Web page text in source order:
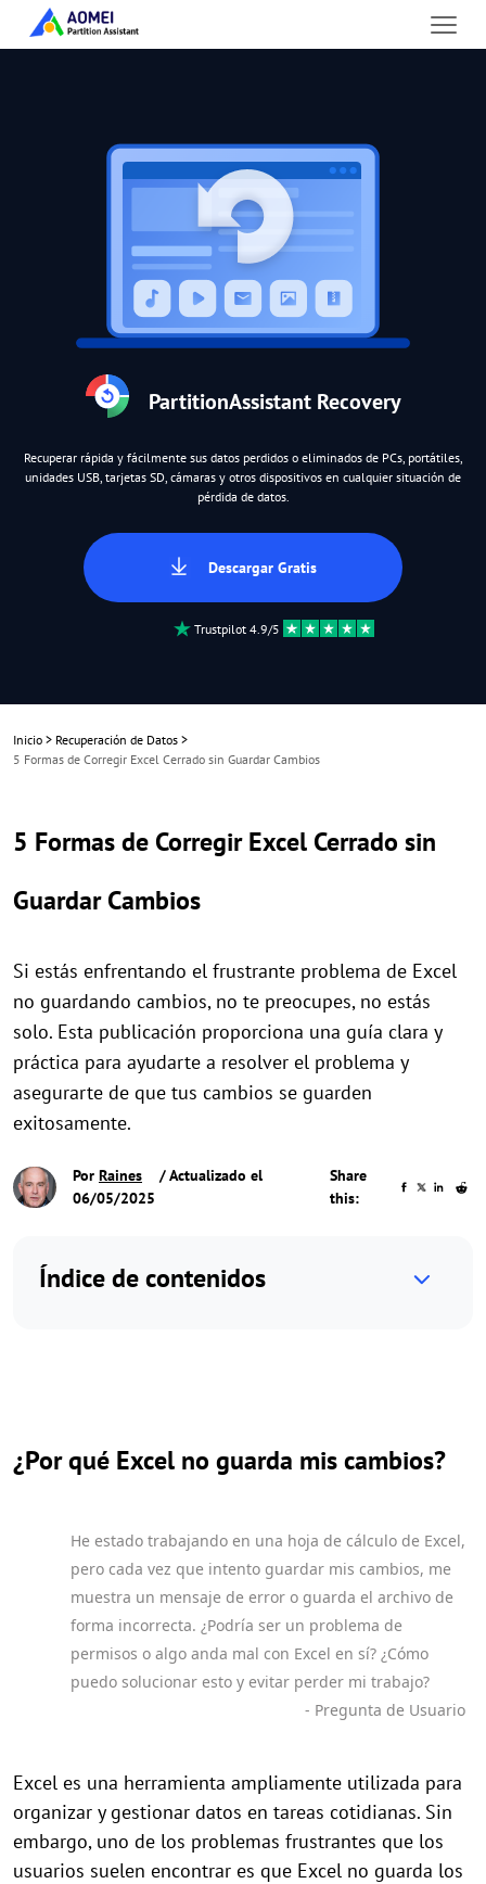
PartitionAssistant Recovery
Recuperar rápida y fácilmente sus datos perdidos o eliminados de PCs, portátiles,
unidades USB, tarjetas SD, cámaras y otros dispositivos en cualquier situación de
pérdida de datos.
Descargar Gratis
Trustpilot 4.9/5
Inicio > Recuperación de Datos >
5 Formas de Corregir Excel Cerrado sin Guardar Cambios
5 Formas de Corregir Excel Cerrado sin
Guardar Cambios
Si estás enfrentando el frustrante problema de Excel
no guardando cambios, no te preocupes, no estás
solo. Esta publicación proporciona una guía clara y
práctica para ayudarte a resolver el problema y
asegurarte de que tus cambios se guarden
exitosamente.
Por Raines
/ Actualizado el
06/05/2025
Share
this:
Índice de contenidos
¿Por qué Excel no guarda mis cambios?
He estado trabajando en una hoja de cálculo de Excel,
pero cada vez que intento guardar mis cambios, me
muestra un mensaje de error o guarda el archivo de
forma incorrecta. ¿Podría ser un problema de
permisos o algo anda mal con Excel en sí? ¿Cómo
puedo solucionar esto y evitar perder mi trabajo?
- Pregunta de Usuario
Excel es una herramienta ampliamente utilizada para
organizar y gestionar datos en tareas cotidianas. Sin
embargo, uno de los problemas frustrantes que los
usuarios suelen encontrar es que Excel no guarda los